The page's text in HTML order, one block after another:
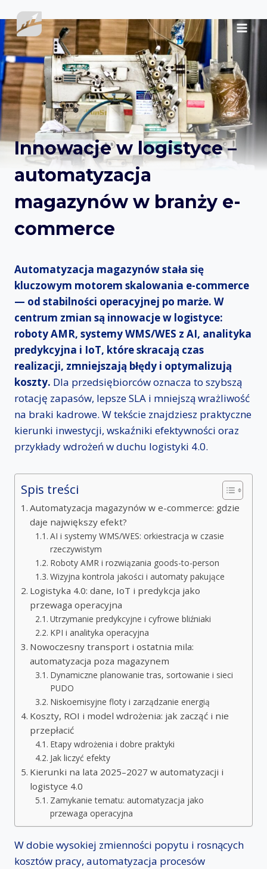
do
treści
Innowacje w logistyce –
automatyzacja
magazynów w branży e-
commerce
Automatyzacja magazynów stała się
kluczowym motorem skalowania e-commerce
— od stabilności operacyjnej po marże. W
centrum zmian są innowacje w logistyce:
roboty AMR, systemy WMS/WES z AI, analityka
predykcyjna i IoT, które skracają czas
realizacji, zmniejszają błędy i optymalizują
koszty. Dla przedsiębiorców oznacza to szybszą
rotację zapasów, lepsze SLA i mniejszą wrażliwość
na braki kadrowe. W tekście znajdziesz praktyczne
kierunki inwestycji, wskaźniki efektywności oraz
przykłady wdrożeń w duchu logistyki 4.0.
Spis treści
Automatyzacja magazynów w e-commerce: gdzie
daje największy efekt?
AI i systemy WMS/WES: orkiestracja w czasie
rzeczywistym
Roboty AMR i rozwiązania goods-to-person
Wizyjna kontrola jakości i automaty pakujące
Logistyka 4.0: dane, IoT i predykcja jako
przewaga operacyjna
Utrzymanie predykcyjne i cyfrowe bliźniaki
KPI i analityka operacyjna
Nowoczesny transport i ostatnia mila:
automatyzacja poza magazynem
Dynamiczne planowanie tras, sortowanie i sieci
PUDO
Niskoemisyjne floty i zarządzanie energią
Koszty, ROI i model wdrożenia: jak zacząć i nie
przepłacić
Etapy wdrożenia i dobre praktyki
Jak liczyć efekty
Kierunki na lata 2025–2027 w automatyzacji i
logistyce 4.0
Zamykanie tematu: automatyzacja jako
przewaga operacyjna
W dobie wysokiej zmienności popytu i rosnących
kosztów pracy, automatyzacja procesów